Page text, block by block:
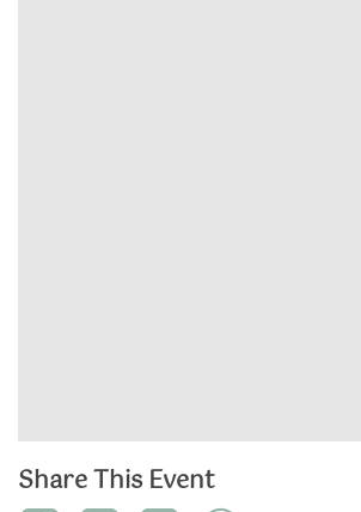
Share This Event